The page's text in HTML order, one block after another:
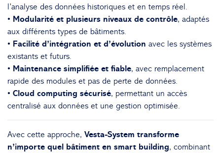
l’analyse des données historiques et en temps réel.
• Modularité et plusieurs niveaux de contrôle, adaptés
aux différents types de bâtiments.
• Facilité d’intégration et d’évolution avec les systèmes
existants et futurs.
• Maintenance simplifiée et fiable, avec remplacement
rapide des modules et pas de perte de données.
• Cloud computing sécurisé, permettant un accès
centralisé aux données et une gestion optimisée.
Avec cette approche, Vesta-System transforme
n’importe quel bâtiment en smart building, combinant